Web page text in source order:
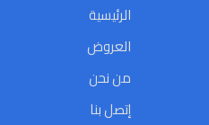
الرئيسية
العروض
من نحن
إتصل بنا